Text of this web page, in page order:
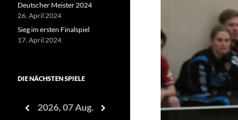
Deutscher Meister 2024
26. April 2024
Sieg im ersten Finalspiel
17. April 2024
DIE NÄCHSTEN SPIELE
2026, 07 Aug.